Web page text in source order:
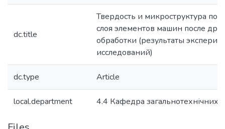
dc.title
Твердость и микроструктура
слоя элементов машин после
обработки (результаты
исследований)
dc.type Article
local.department 4.4 Кафедра загальнотехнічних